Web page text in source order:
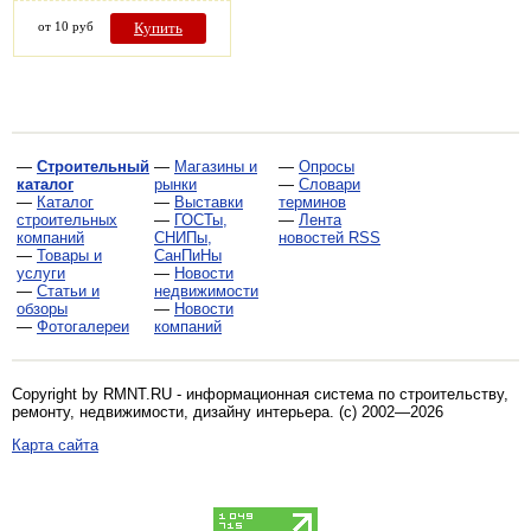
от 10 руб Купить
— Строительный
каталог
— Каталог
строительных
компаний
— Товары и
услуги
— Статьи и
обзоры
— Фотогалереи
— Магазины и
рынки
— Выставки
— ГОСТы,
СНИПы,
СанПиНы
— Новости
недвижимости
— Новости
компаний
— Опросы
— Словари
терминов
— Лента
новостей RSS
Copyright by RMNT.RU - информационная система по строительству,
ремонту, недвижимости, дизайну интерьера . (c) 2002—2026
Карта сайта